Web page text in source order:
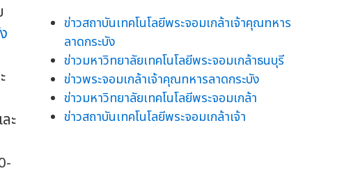
ะ
ข่าวสถาบันเทคโนโลยีพระจอมเกล้าเจ้าคุณทหาร
ลาดกระบัง
ข่าวมหาวิทยาลัยเทคโนโลยีพระจอมเกล้าธนบุรี
ข่าวพระจอมเกล้าเจ้าคุณทหารลาดกระบัง
ข่าวมหาวิทยาลัยเทคโนโลยีพระจอมเกล้า
ข่าวสถาบันเทคโนโลยีพระจอมเกล้าเจ้า